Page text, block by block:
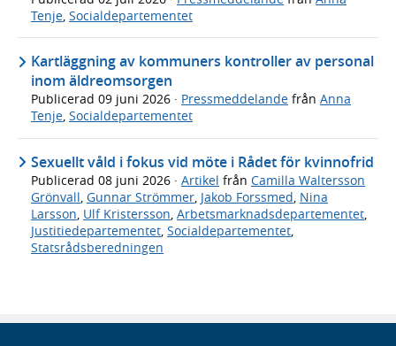
Tenje Socialdepartementet
Kartläggning av kommuners kontroller av personal
inom äldreomsorgen
Publicerad 09 juni 2026 · Pressmeddelande från Anna
Tenje, Socialdepartementet
Sexuellt våld i fokus vid möte i Rådet för kvinnofrid
Publicerad 08 juni 2026 · Artikel från Camilla Waltersson
Grönvall, Gunnar Strömmer, Jakob Forssmed, Nina
Larsson, Ulf Kristersson, Arbetsmarknadsdepartementet,
Justitiedepartementet, Socialdepartementet,
Statsrådsberedningen